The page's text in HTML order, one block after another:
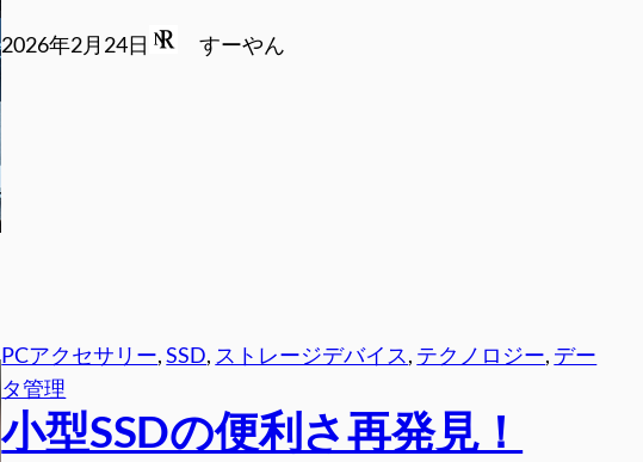
2026年2月24日 すーやん
PCアクセサリー, SSD, ストレージデバイス, テクノロジー, デー
タ管理
小型SSDの便利さ再発見！